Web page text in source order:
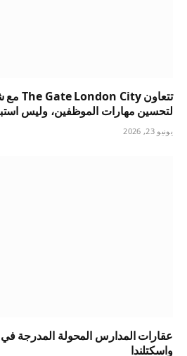
لتحسين مهارات الموظفين، وليس
يونيو 23, 2026
عقارات المدارس المحولة المدرجة في
واسكتلندا